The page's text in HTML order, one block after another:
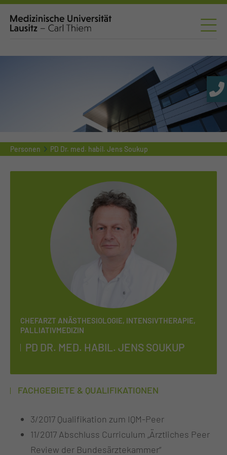
Personen PD Dr. med. habil. Jens Soukup
CHEFARZT ANÄSTHESIOLOGIE, INTENSIVTHERAPIE,
PALLIATIVMEDIZIN
PD DR. MED. HA­BIL. JENS SOUK­UP
FACHGEBIETE & QUALIFIKATIONEN
3/2017 Qualifikation zum IQM-Peer
11/2017 Abschluss Curriculum „Ärztliches Peer
Review der Bundesärztekammer“